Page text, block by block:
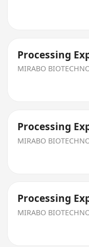
Processing
MIRABO
Processing
MIRABO
Processing
MIRABO